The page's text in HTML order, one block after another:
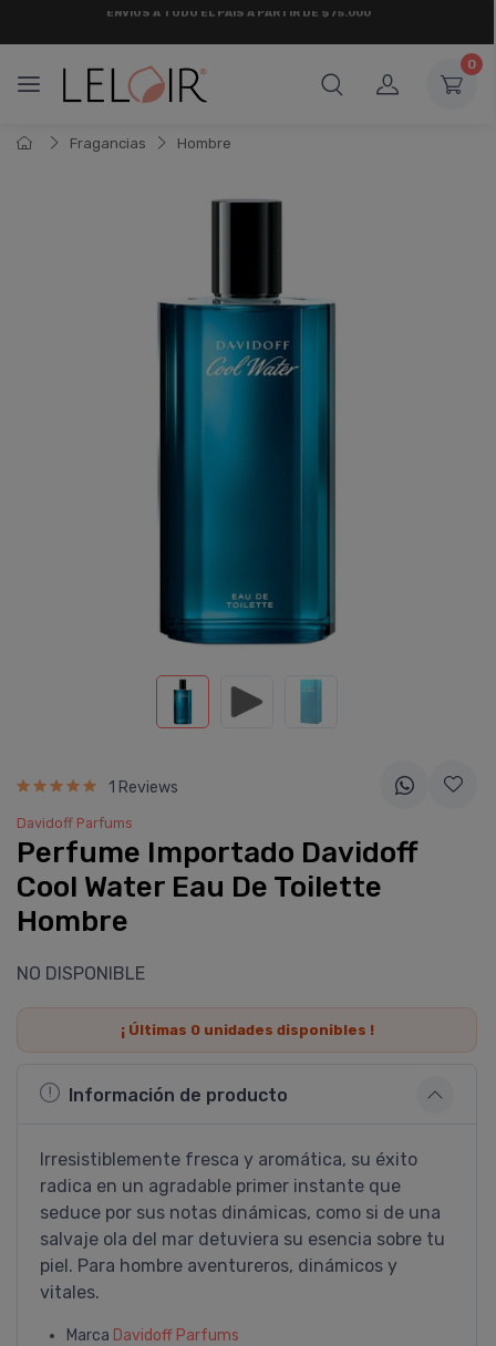
0
Fragancias Hombre
1 Reviews
Davidoff Parfums
Perfume Importado Davidoff
Cool Water Eau De Toilette
Hombre
NO DISPONIBLE
¡ Últimas 0unidades disponibles !
Información de producto
Irresistiblemente fresca y aromática, su éxito
radica en un agradable primer instante que
seduce por sus notas dinámicas, como si de una
salvaje ola del mar detuviera su esencia sobre tu
piel. Para hombre aventureros, dinámicos y
vitales.
Marca Davidoff Parfums